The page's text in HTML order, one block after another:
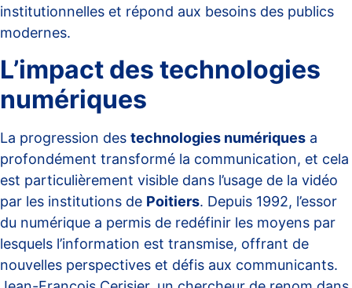
institutionnelles et répond aux besoins des publics
modernes.
L’impact des technologies
numériques
La progression des technologies numériques a
profondément transformé la communication, et cela
est particulièrement visible dans l’usage de la vidéo
par les institutions de Poitiers. Depuis 1992, l’essor
du numérique a permis de redéfinir les moyens par
lesquels l’information est transmise, offrant de
nouvelles perspectives et défis aux communicants.